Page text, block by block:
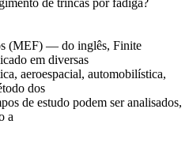
de trincas por fadiga?
(MEF) — do inglês, Finite
em diversas
aeroespacial, automobilística,
dos
de estudo podem ser analisados,
a